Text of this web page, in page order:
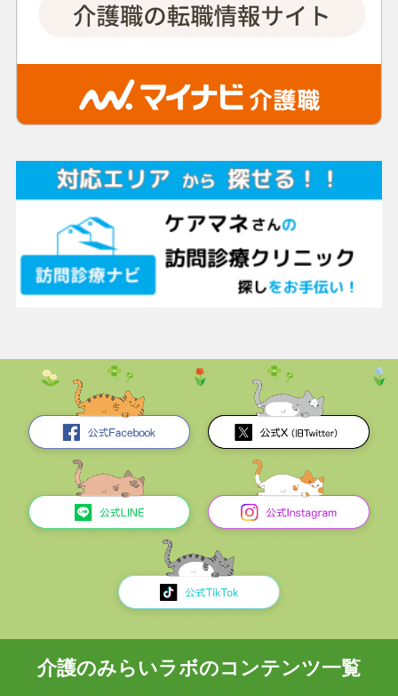
介護のみらいラボのコンテンツ一覧